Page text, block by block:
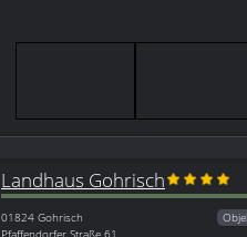
Landhaus Gohrisch
01824 Gohrisch